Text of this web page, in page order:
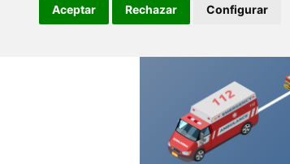
Aceptar Rechazar Configurar
trabajo, sin unión no hay
colectivo